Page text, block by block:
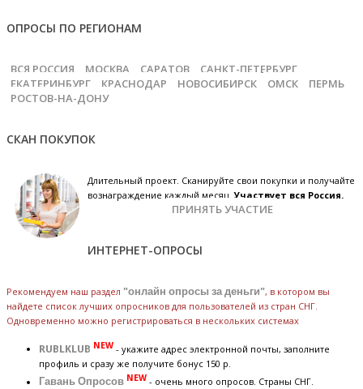
ОПРОСЫ ПО РЕГИОНАМ
ВСЯ РОССИЯ МОСКВА САРАТОВ
САНКТ-ПЕТЕРБУРГ
ЕКАТЕРИНБУРГ
КРАСНОДАР НОВОСИБИРСК ОМСК
ПЕРМЬ
РОСТОВ-НА-ДОНУ
СКАН ПОКУПОК
Длительный проект. Сканируйте свои покупки и получайте
вознаграждение каждый месяц.Участвует вся Россия.
ПРИНЯТЬ УЧАСТИЕ
ИНТЕРНЕТ-ОПРОСЫ
Рекомендуем наш раздел "онлайн опросы за деньги", в котором вы
найдете список лучших опросников для пользователей из стран СНГ.
Одновременно можно регистрироваться в нескольких системах
RUBLKLUB NEW - укажите адрес электронной почты, заполните
профиль и сразу же получите бонус 150 р.
Гавань Опросов NEW - очень много опросов. Страны СНГ.